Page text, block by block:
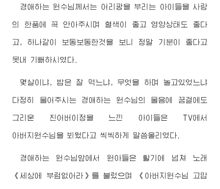
경애하는 원수님께서는 어리광을 부리는 아이들을 사랑
의 한품에 꼭 안아주시며 혈색이 좋고 영양상태도 좋다
고, 하나같이 보동보동한것을 보니 정말 기분이 좋다고
못내 기뻐하시였다.
몇살이냐, 밥은 잘 먹느냐, 무엇을 하며 놀고있었느냐
다정히 물어주시는 경애하는 원수님 의 물음에 꿈결에도
그리운 친 어버이 정을 느낀 아이들은 TV에서
아버지원수님 을 뵈웠다고 씩씩하게 말씀올리였다.
경애하는 원수님앞에서 원아들은 활기에 넘쳐 노래
《세상에 부럼없어라》를 불렀으며 《 아버지원수님 고맙